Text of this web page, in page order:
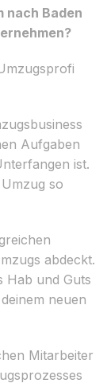
nach Baden
Aufgaben
ist.
so
abdeckt.
Hab und Guts
neuen
Mitarbeiter